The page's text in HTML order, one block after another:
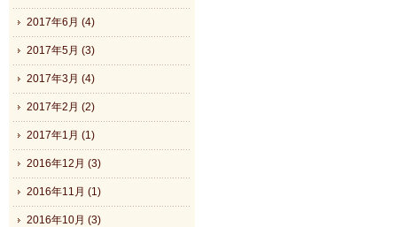
2017年6月 (4)
2017年5月 (3)
2017年3月 (4)
2017年2月 (2)
2017年1月 (1)
2016年12月 (3)
2016年11月 (1)
2016年10月 (3)